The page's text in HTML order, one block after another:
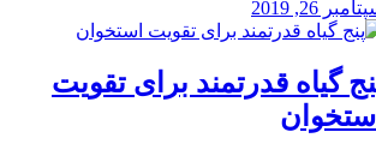
26, 2019
گیاه قدرتمند برای تقویت
استخوان